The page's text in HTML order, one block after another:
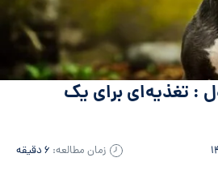
: تغذیه‌ای برای یک
زمان مطالعه: ۶ دقیقه